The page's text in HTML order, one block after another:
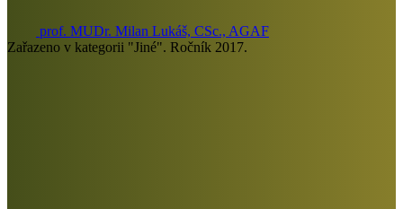
prof. MUDr. Milan Lukáš, CSc., AGAF
Zařazeno v kategorii "Jiné". Ročník 2017.